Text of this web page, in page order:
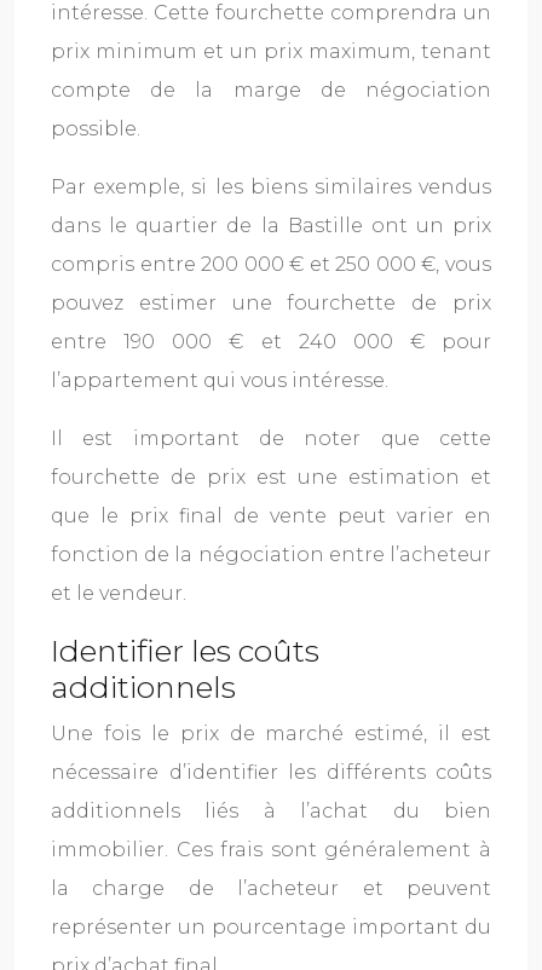
intéresse. Cette fourchette comprendra un
prix minimum et un prix maximum, tenant
compte de la marge de négociation
possible.
Par exemple, si les biens similaires vendus
dans le quartier de la Bastille ont un prix
compris entre 200 000 € et 250 000 €, vous
pouvez estimer une fourchette de prix
entre 190 000 € et 240 000 € pour
l’appartement qui vous intéresse.
Il est important de noter que cette
fourchette de prix est une estimation et
que le prix final de vente peut varier en
fonction de la négociation entre l’acheteur
et le vendeur.
Identifier les coûts
additionnels
Une fois le prix de marché estimé, il est
nécessaire d’identifier les différents coûts
additionnels liés à l’achat du bien
immobilier. Ces frais sont généralement à
la charge de l’acheteur et peuvent
représenter un pourcentage important du